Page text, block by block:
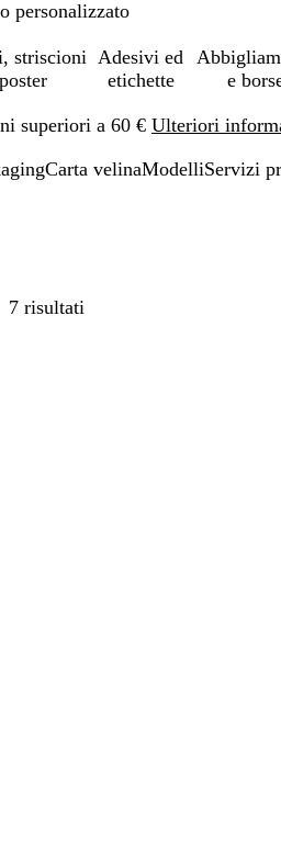
personalizzato
striscioni Adesivi ed
etichette
e
superiori a 60 € Ulteriori
Carta velinaModelliServizi
7 risultati
Filtri